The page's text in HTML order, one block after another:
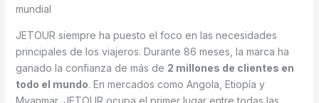
mundial
JETOUR siempre ha puesto el foco en las necesidades
principales de los viajeros. Durante 86 meses, la marca ha
ganado la confianza de más de 2 millones de clientes en
todo el mundo. En mercados como Angola, Etiopía y
Myanmar, JETOUR ocupa el primer lugar entre todas las